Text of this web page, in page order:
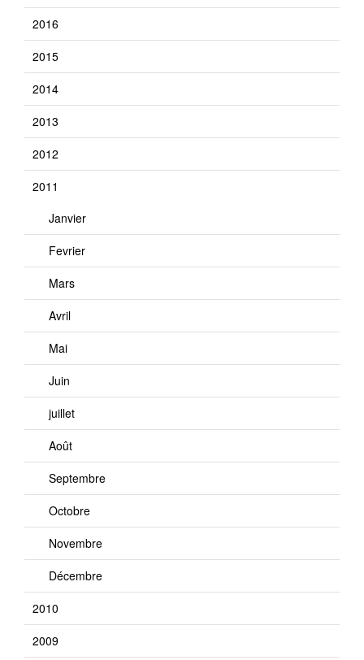
2016
2015
2014
2013
2012
2011
Janvier
Fevrier
Mars
Avril
Mai
Juin
juillet
Août
Septembre
Octobre
Novembre
Décembre
2010
2009